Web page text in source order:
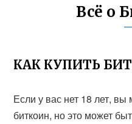
Всё о
КАК КУПИТЬ
Если у вас нет 18 лет, вы
биткоин, но это может